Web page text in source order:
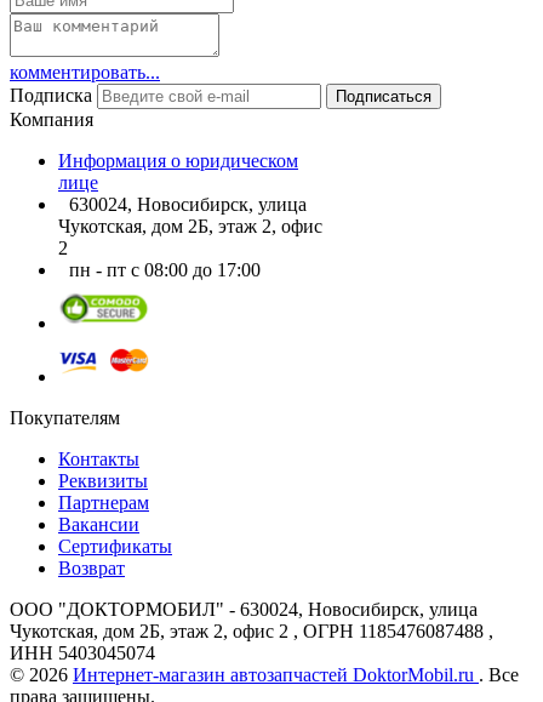
комментировать...
Подписка
Подписаться
Компания
Информация о юридическом
лице
630024, Новосибирск, улица
Чукотская, дом 2Б, этаж 2, офис
2
пн - пт с 08:00 до 17:00
Покупателям
Контакты
Реквизиты
Партнерам
Вакансии
Сертификаты
Возврат
ООО "ДОКТОРМОБИЛ" - 630024, Новосибирск, улица
Чукотская, дом 2Б, этаж 2, офис 2 , ОГРН 1185476087488 ,
ИНН 5403045074
© 2026 Интернет-магазин автозапчастей DoktorMobil.ru . Все
права защищены.